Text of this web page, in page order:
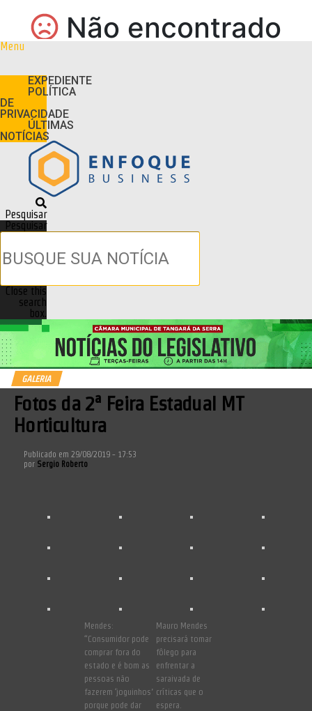
Menu
EXPEDIENTE
POLÍTICA
DE
PRIVACIDADE
ÚLTIMAS
NOTÍCIAS
Pesquisar
Pesquisar
Close this
search
box.
GALERIA
Fotos da 2ª Feira Estadual MT
Horticultura
Publicado em 29/08/2019 - 17:53
por Sergio Roberto
Mendes:
“Consumidor pode
comprar fora do
estado e é bom as
pessoas não
fazerem ‘joguinhos’
porque pode dar
Mauro Mendes
precisará tomar
fôlego para
enfrentar a
saraivada de
críticas que o
espera.